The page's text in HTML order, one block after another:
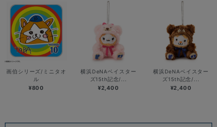
画伯シリーズ/ミニタオ
ル
¥800
横浜DeNAベイスター
ズ15th記念/...
¥2,400
横浜DeNAベイスター
ズ15th記念/...
¥2,400